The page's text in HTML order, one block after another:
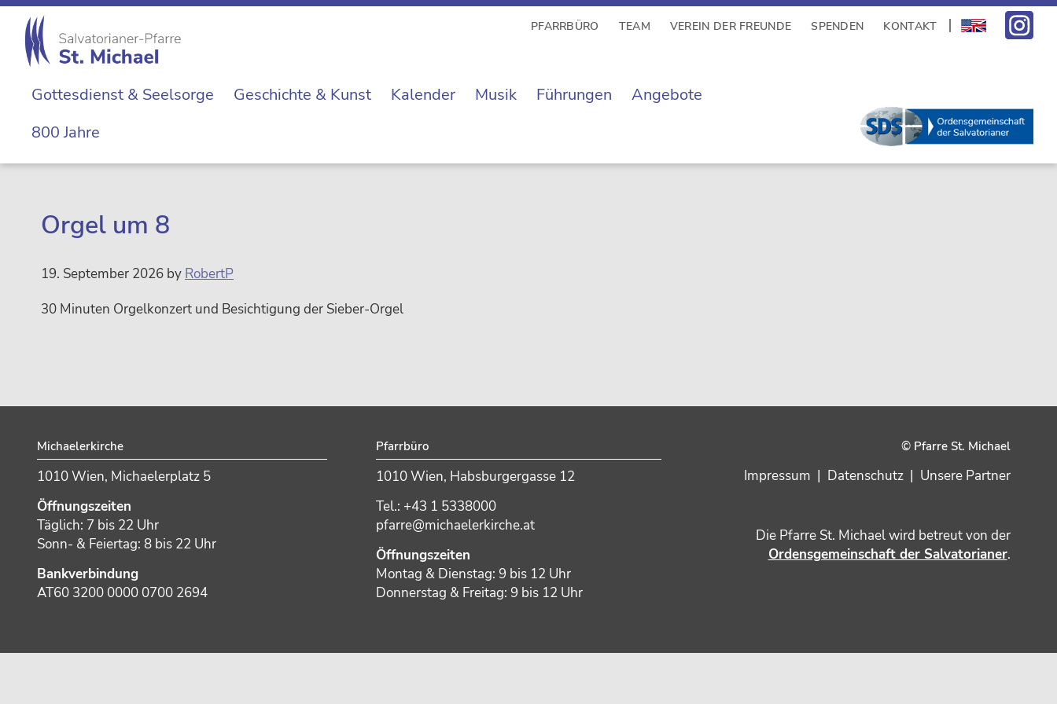
Zur
Hauptnavigation
springen
Skip
main
Zur
Hauptsidebar
springen
Zur
Fußzeile
springen
Michael
Michaelerkirche
im
Zentrum
Wiens
PFARRBÜRO TEAM VEREIN DER FREUNDE SPENDEN KONTAKT
Gottesdienst & Seelsorge Geschichte & Kunst Kalender Musik Führungen
Angebote
800 Jahre
Orgel um 8
19. September 2026 by RobertP
30 Minuten Orgelkonzert und Besichtigung der Sieber-Orgel
Michaelerkirche
1010 Wien, Michaelerplatz 5
Öffnungszeiten
Täglich: 7 bis 22 Uhr
Sonn- & Feiertag: 8 bis 22 Uhr
Bankverbindung
AT60 3200 0000 0700 2694
Pfarrbüro
1010 Wien, Habsburgergasse 12
Tel.: +43 1 5338000
pfarre@michaelerkirche.at
Öffnungszeiten
Montag & Dienstag: 9 bis 12 Uhr
Donnerstag & Freitag: 9 bis 12 Uhr
© Pfarre St. Michael
Impressum | Datenschutz| Unsere Partner
Die Pfarre St. Michael wird betreut von der
Ordensgemeinschaft der Salvatorianer.